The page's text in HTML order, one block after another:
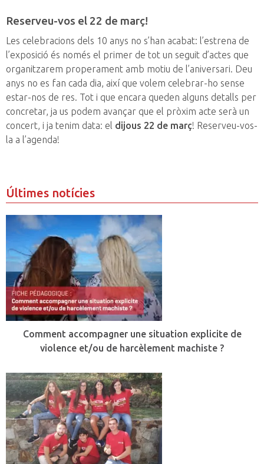
Reserveu-vos el 22 de març!
Les celebracions dels 10 anys no s’han acabat: l’estrena de
l’exposició és només el primer de tot un seguit d’actes que
organitzarem properament amb motiu de l’aniversari. Deu
anys no es fan cada dia, així que volem celebrar-ho sense
estar-nos de res. Tot i que encara queden alguns detalls per
concretar, ja us podem avançar que el pròxim acte serà un
concert, i ja tenim data: el dijous 22 de març! Reserveu-vos-
la a l’agenda!
Últimes notícies
Comment accompagner une situation explicite de
violence et/ou de harcèlement machiste ?